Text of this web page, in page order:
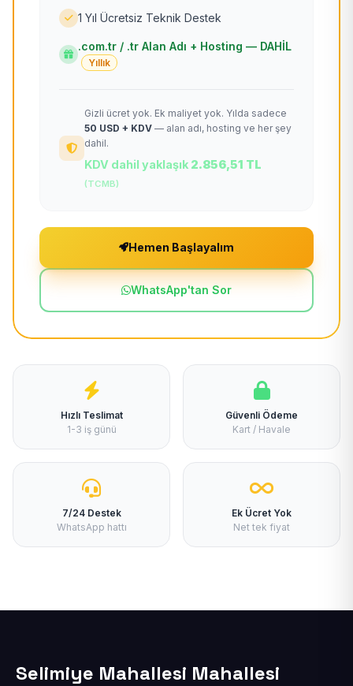
1 Yıl Ücretsiz Teknik Destek
.com.tr / .tr Alan Adı + Hosting — DAHİL
Yıllık
Gizli ücret yok. Ek maliyet yok. Yılda sadece
50 USD + KDV — alan adı, hosting ve her şey
dahil.
KDV dahil yaklaşık 2.856,51 TL
(TCMB)
Hemen Başlayalım
WhatsApp'tan Sor
Hızlı Teslimat
1-3 iş günü
Güvenli Ödeme
Kart / Havale
7/24 Destek
WhatsApp hattı
Ek Ücret Yok
Net tek fiyat
Selimiye Mahallesi Mahallesi